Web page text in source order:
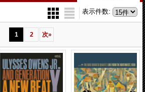
表示件数:
1 2 次»